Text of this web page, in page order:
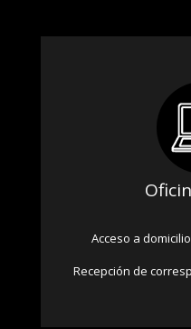
Acceso a
Recepción de